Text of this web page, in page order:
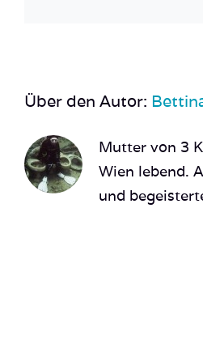
Über den Autor:
Mutter von 3
Wien lebend.
und